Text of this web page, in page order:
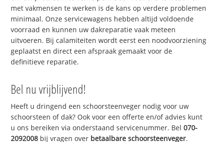
met vakmensen te werken is de kans op verdere problemen
minimaal. Onze servicewagens hebben altijd voldoende
voorraad en kunnen uw dakreparatie vaak meteen
uitvoeren. Bij calamiteiten wordt eerst een noodvoorziening
geplaatst en direct een afspraak gemaakt voor de
definitieve reparatie.
Bel nu vrijblijvend!
Heeft u dringend een schoorsteenveger nodig voor uw
schoorsteen of dak? Ook voor een offerte en/of advies kunt
u ons bereiken via onderstaand servicenummer. Bel070-
2092008 bij vragen over betaalbare schoorsteenveger.